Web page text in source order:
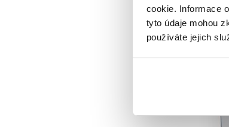
cookie. Informace
tyto údaje mohou
používáte jejich